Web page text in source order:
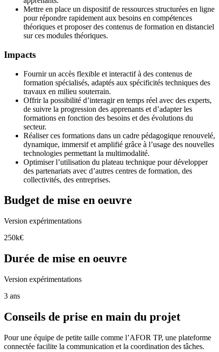
Mettre en place un dispositif de ressources structurées en ligne
pour répondre rapidement aux besoins en compétences
théoriques et proposer des contenus de formation en distanciel
sur ces modules théoriques.
Impacts
Fournir un accès flexible et interactif à des contenus de
formation spécialisés, adaptés aux spécificités techniques des
travaux en milieu souterrain.
Offrir la possibilité d’interagir en temps réel avec des experts,
de suivre la progression des apprenants et d’adapter les
formations en fonction des besoins et des évolutions du
secteur.
Réaliser ces formations dans un cadre pédagogique renouvelé,
dynamique, immersif et amplifié grâce à l’usage des nouvelles
technologies permettant la multimodalité.
Optimiser l’utilisation du plateau technique pour développer
des partenariats avec d’autres centres de formation, des
collectivités, des entreprises.
Budget de mise en oeuvre
Version expérimentations
250k€
Durée de mise en oeuvre
Version expérimentations
3 ans
Conseils de prise en main du projet
Pour une équipe de petite taille comme l’AFOR TP, une plateforme
connectée facilite la communication et la coordination des tâches.